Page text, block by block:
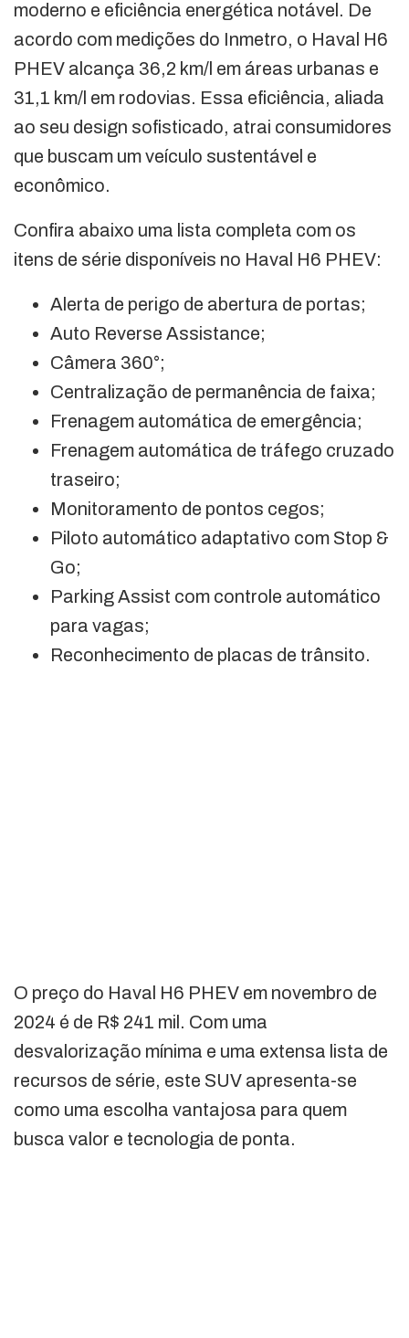
moderno e eficiência energética notável. De
acordo com medições do Inmetro, o Haval H6
PHEV alcança 36,2 km/l em áreas urbanas e
31,1 km/l em rodovias. Essa eficiência, aliada
ao seu design sofisticado, atrai consumidores
que buscam um veículo sustentável e
econômico.
Confira abaixo uma lista completa com os
itens de série disponíveis no Haval H6 PHEV:
Alerta de perigo de abertura de portas;
Auto Reverse Assistance;
Câmera 360°;
Centralização de permanência de faixa;
Frenagem automática de emergência;
Frenagem automática de tráfego cruzado
traseiro;
Monitoramento de pontos cegos;
Piloto automático adaptativo com Stop &
Go;
Parking Assist com controle automático
para vagas;
Reconhecimento de placas de trânsito.
O preço do Haval H6 PHEV em novembro de
2024 é de R$ 241 mil. Com uma
desvalorização mínima e uma extensa lista de
recursos de série, este SUV apresenta-se
como uma escolha vantajosa para quem
busca valor e tecnologia de ponta.